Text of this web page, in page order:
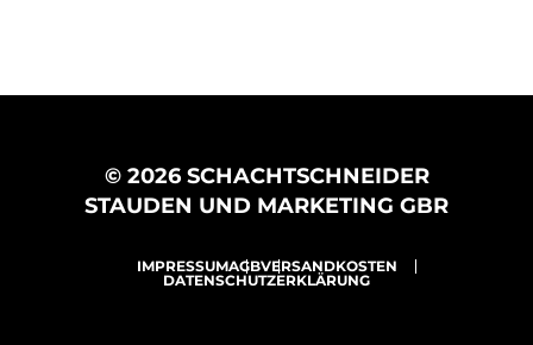
© 2026 SCHACHTSCHNEIDER
STAUDEN UND MARKETING GBR
IMPRESSUMAGBVERSANDKOSTEN
DATENSCHUTZERKLÄRUNG